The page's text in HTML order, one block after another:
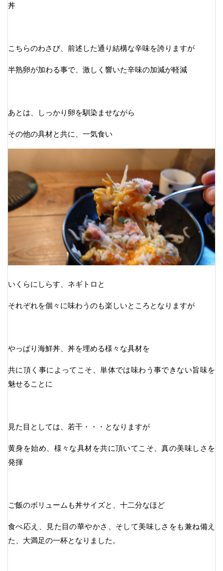
丼
こちらのわさび、前述した通り結構な辛味を誇りますが
半熟卵が加わる事で、激しく響いた辛味の加減が軽減
あとは、しっかり卵を馴染ませながら
その他の具材と共に、一気食い
いくらにしらす、ネギトロと
それぞれを個々に味わうのも楽しいところとなりますが
やっぱり海鮮丼、丼を埋める様々な具材を
共に頂く事によってこそ、単体では味わう事できない旨味を
魅せることに
見た目としては、若干・・・となりますが
黄身を始め、様々な具材を共に頂いてこそ、真の美味しさを
発揮
ご飯のボリュームも丼サイズと、十二分なほど
食べ応え、見た目の華やかさ、そして美味しさをも兼ね備え
た、大満足の一杯となりました。